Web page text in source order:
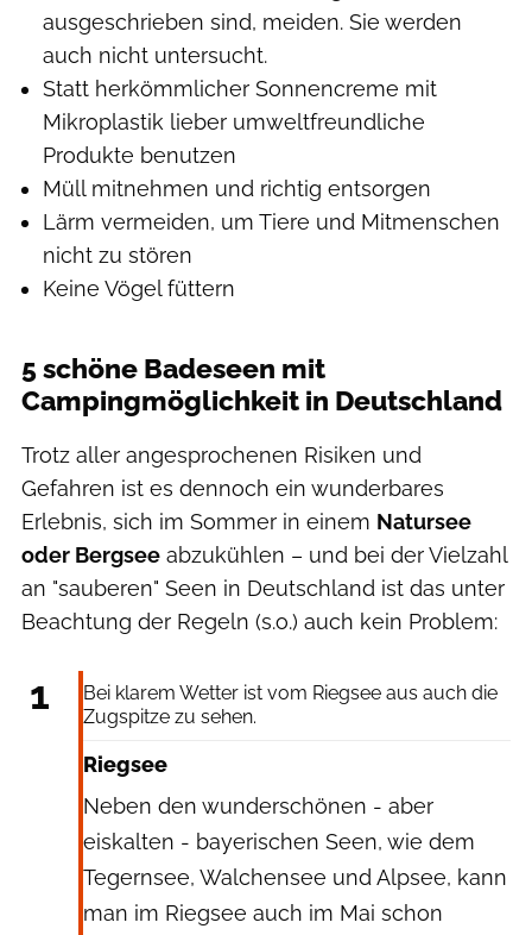
ausgeschrieben sind, meiden. Sie werden
auch nicht untersucht.
Statt herkömmlicher Sonnencreme mit
Mikroplastik lieber umweltfreundliche
Produkte benutzen
Müll mitnehmen und richtig entsorgen
Lärm vermeiden, um Tiere und Mitmenschen
nicht zu stören
Keine Vögel füttern
5 schöne Badeseen mit
Campingmöglichkeit in Deutschland
Trotz aller angesprochenen Risiken und
Gefahren ist es dennoch ein wunderbares
Erlebnis, sich im Sommer in einem Natursee
oder Bergsee abzukühlen – und bei der Vielzahl
an "sauberen" Seen in Deutschland ist das unter
Beachtung der Regeln (s.o.) auch kein Problem:
1
Bei klarem Wetter ist vom Riegsee aus auch die
Zugspitze zu sehen.
Riegsee
Neben den wunderschönen - aber
eiskalten - bayerischen Seen, wie dem
Tegernsee, Walchensee und Alpsee, kann
man im Riegsee auch im Mai schon